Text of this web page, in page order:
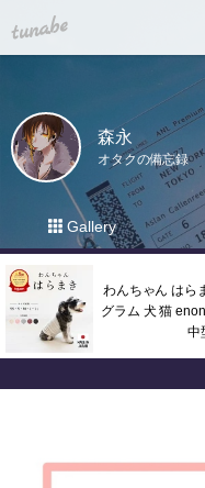
tuna.be
森永
オタクの備忘録
Gallery
わんちゃん はら
グラム 犬 猫
中